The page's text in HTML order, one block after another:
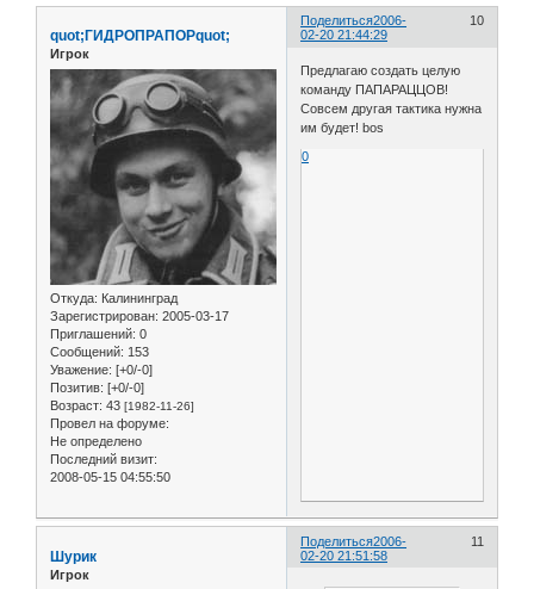
Поделиться 10
2006-
02-20 21:44:29
quot;ГИДРОПРАПОРquot;
Игрок
Откуда: Калининград
Зарегистрирован: 2005-03-17
Приглашений: 0
Сообщений: 153
Уважение: [+0/-0]
Позитив: [+0/-0]
Возраст: 43 [1982-11-26]
Провел на форуме:
Не определено
Последний визит:
2008-05-15 04:55:50
Предлагаю создать целую
команду ПАПАРАЦЦОВ!
Совсем другая тактика нужна
им будет! bos
0
Поделиться 11
2006-
02-20 21:51:58
Шурик
Игрок